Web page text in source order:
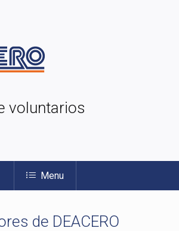
voluntarios
Menu
de DEACERO